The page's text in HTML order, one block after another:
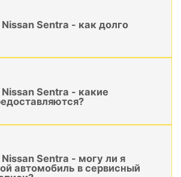
Sentra - как долго
Sentra - какие
Sentra - могу ли я
автомобиль в сервисный